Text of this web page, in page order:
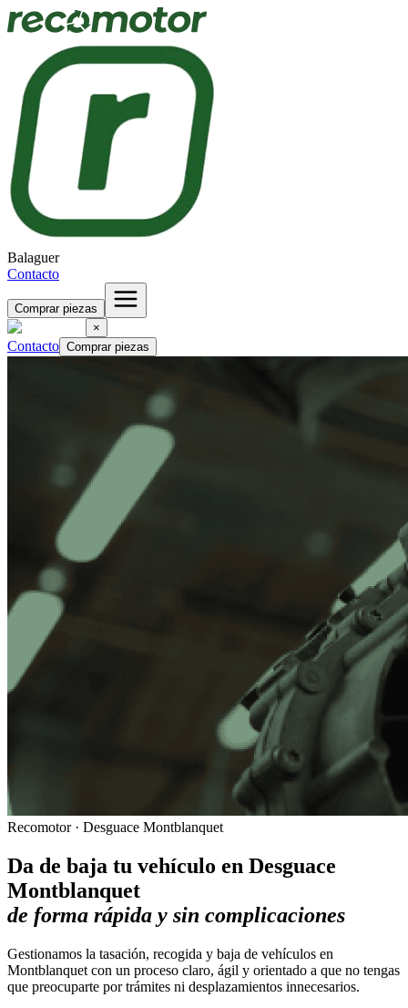
Balaguer
Contacto
Comprar piezas
×
Contacto Comprar piezas
Recomotor · Desguace Montblanquet
Da de baja tu vehículo en Desguace
Montblanquet
de forma rápida y sin complicaciones
Gestionamos la tasación, recogida y baja de vehículos en
Montblanquet con un proceso claro, ágil y orientado a que no tengas
que preocuparte por trámites ni desplazamientos innecesarios.